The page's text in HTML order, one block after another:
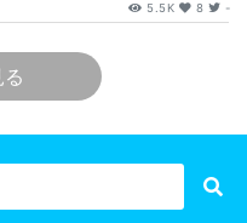
5.5K 8 -